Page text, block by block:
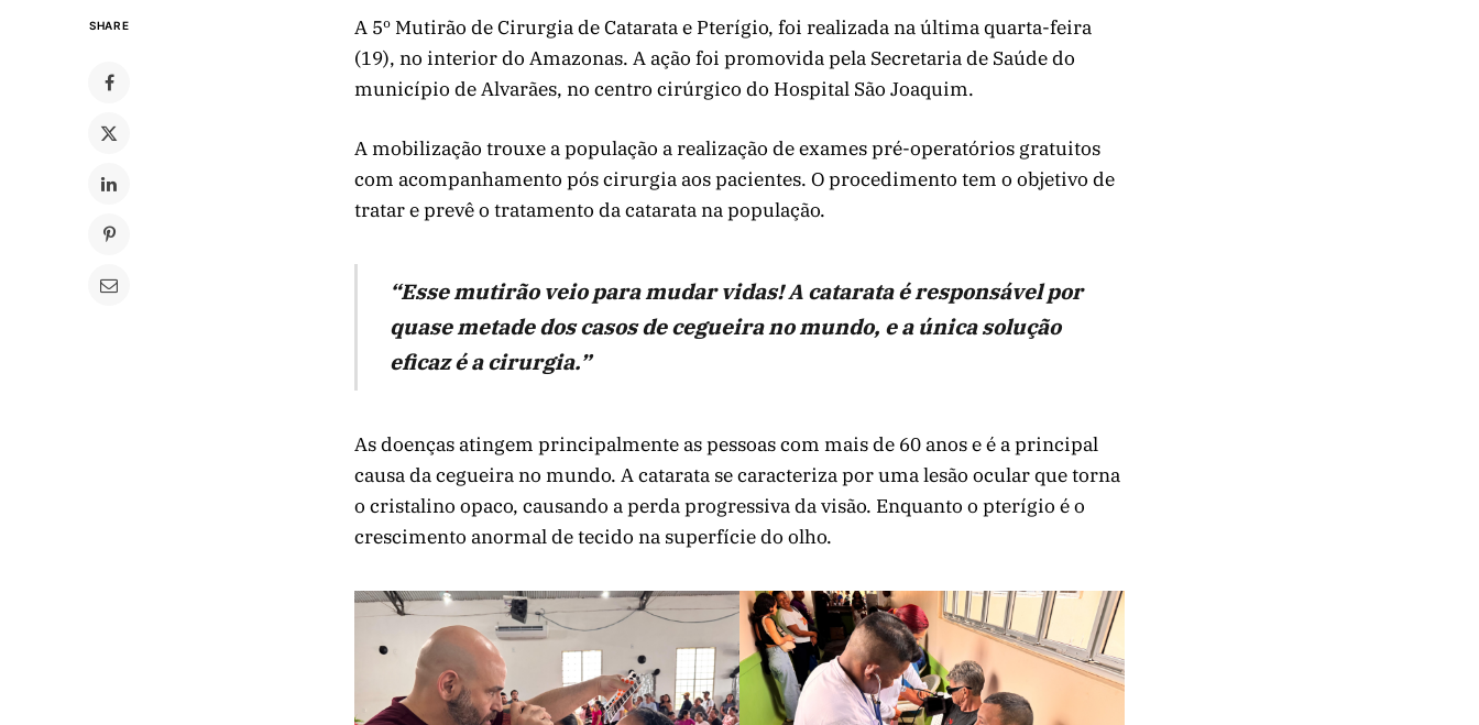
SHARE
A 5º Mutirão de Cirurgia de Catarata e Pterígio, foi realizada na última quarta-feira
(19), no interior do Amazonas. A ação foi promovida pela Secretaria de Saúde do
município de Alvarães, no centro cirúrgico do Hospital São Joaquim.
A mobilização trouxe a população a realização de exames pré-operatórios gratuitos
com acompanhamento pós cirurgia aos pacientes. O procedimento tem o objetivo de
tratar e prevê o tratamento da catarata na população.
“Esse mutirão veio para mudar vidas! A catarata é responsável por
quase metade dos casos de cegueira no mundo, e a única solução
eficaz é a cirurgia.”
As doenças atingem principalmente as pessoas com mais de 60 anos e é a principal
causa da cegueira no mundo. A catarata se caracteriza por uma lesão ocular que torna
o cristalino opaco, causando a perda progressiva da visão. Enquanto o pterígio é o
crescimento anormal de tecido na superfície do olho.